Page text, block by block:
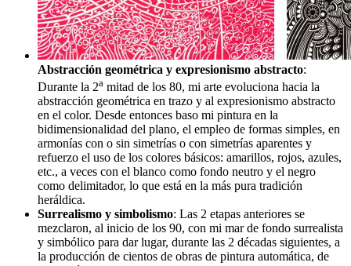
Abstracción geométrica y expresionismo abstracto:
Durante la 2a mitad de los 80, mi arte evoluciona hacia la
abstracción geométrica en trazo y al expresionismo abstracto
en el color. Desde entonces baso mi pintura en la
bidimensionalidad del plano, el empleo de formas simples, en
armonías con o sin simetrías o con simetrías aparentes y
refuerzo el uso de los colores básicos: amarillos, rojos, azules,
etc., a veces con el blanco como fondo neutro y el negro
como delimitador, lo que está en la más pura tradición
heráldica.
Surrealismo y simbolismo: Las 2 etapas anteriores se
mezclaron, al inicio de los 90, con mi mar de fondo surrealista
y simbólico para dar lugar, durante las 2 décadas siguientes, a
la producción de cientos de obras de pintura automática, de